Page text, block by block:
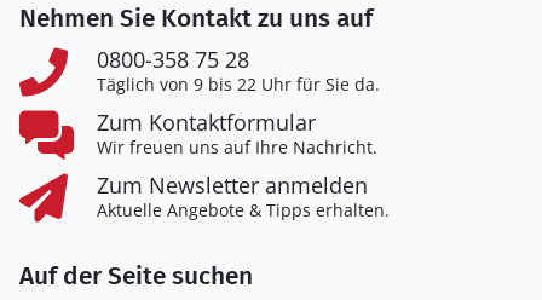
Nehmen Sie Kontakt zu uns auf
0800-358 75 28
Täglich von 9 bis 22 Uhr für Sie da.
Zum Kontaktformular
Wir freuen uns auf Ihre Nachricht.
Zum Newsletter anmelden
Aktuelle Angebote & Tipps erhalten.
Auf der Seite suchen